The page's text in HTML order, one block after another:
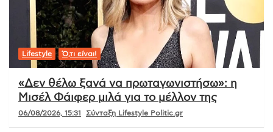
Lifestyle Ό,τι είναι!
«Δεν θέλω ξανά να πρωταγωνιστήσω»: η
Μισέλ Φάιφερ μιλά για το μέλλον της
06/08/2026, 15:31 Σύνταξη Lifestyle Politic.gr